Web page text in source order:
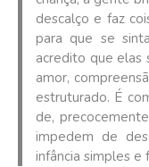
descalço e faz
para que se
acredito que elas
amor,
estruturado. É
de,
impedem de
infância simples e